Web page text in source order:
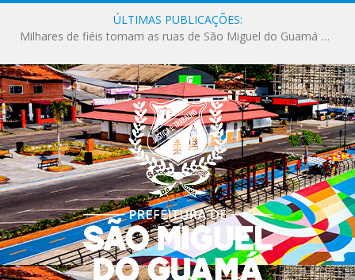
ÚLTIMAS PUBLICAÇÕES:
Milhares de fiéis tomam as ruas de São Miguel do Guamá em uma grande celebração de fé na Marcha para Jesus 2026.